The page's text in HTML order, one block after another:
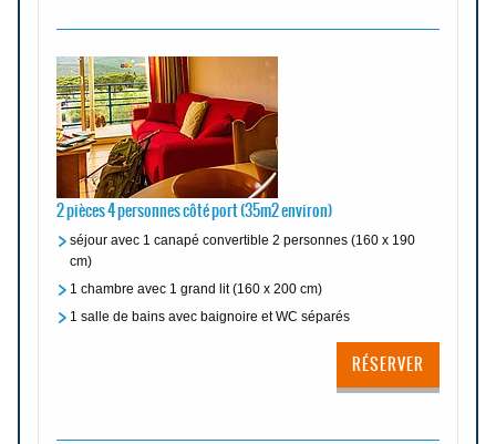
2 pièces 4 personnes côté port (35m2 environ)
séjour avec 1 canapé convertible 2 personnes (160 x 190
cm)
1 chambre avec 1 grand lit (160 x 200 cm)
1 salle de bains avec baignoire et WC séparés
RÉSERVER